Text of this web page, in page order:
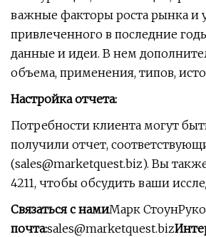
важные факторы роста рынка и
привлеченного в последние
данные и идеи. В нем
объема, применения, типов,
Настройка отчета:
Потребности клиента могут
получили отчет,
(sales@marketquest.biz). Вы
4211, чтобы обсудить ваши
Связаться с намиМарк
почта:sales@marketquest.biz